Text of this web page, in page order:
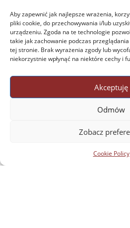
Aby zapewnić jak najlepsze wrażenia,
pliki cookie, do przechowywania i/lub
urządzeniu. Zgoda na te technologie
takie jak zachowanie podczas
tej stronie. Brak wyrażenia zgody lub
niekorzystnie wpłynąć na niektóre cechy i
Akceptuję
Odmów
Zobacz
Cookie Policy